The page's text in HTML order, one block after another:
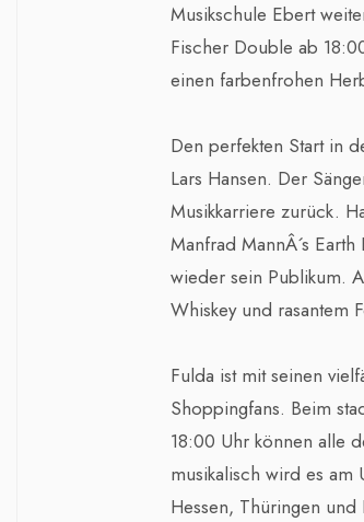
Musikschule Ebert
Fischer Double ab
einen farbenfrohen
Den perfekten Start in
Lars Hansen. Der
Musikkarriere zurück.
Manfrad MannÂ´s
wieder sein Publikum.
Whiskey und rasantem
Fulda ist mit seinen
Shoppingfans. Beim
18:00 Uhr können alle
musikalisch wird es am
Hessen, Thüringen